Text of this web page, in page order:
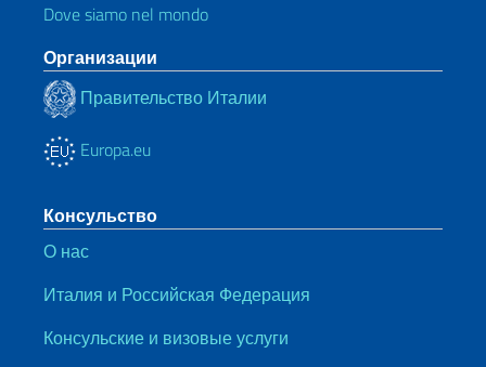
Dove siamo nel mondo
Организации
Правительство Италии
Europa.eu
Консульство
О нас
Италия и Российская Федерация
Консульские и визовые услуги